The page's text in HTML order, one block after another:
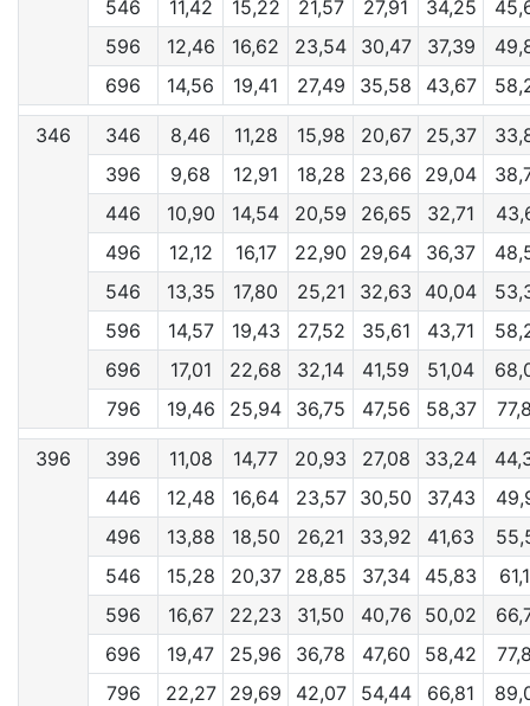
546 11,42 15,22 21,57 27,91 34,25
596
12,46 16,62 23,54 30,47 37,39
696
14,56 19,41 27,49 35,58 43,67
346 346 8,46 11,28 15,98 20,67 25,37
396
9,68 12,91 18,28 23,66 29,04
446
10,90 14,54 20,59 26,65 32,71
496
12,12 16,17 22,90 29,64 36,37
546
13,35 17,80 25,21 32,63 40,04
596
14,57 19,43 27,52 35,61 43,71
696
17,01 22,68 32,14 41,59 51,04
796
19,46 25,94 36,75 47,56 58,37
396 396 11,08 14,77 20,93 27,08 33,24
446
12,48 16,64 23,57 30,50 37,43
496
13,88 18,50 26,21 33,92 41,63
546
15,28 20,37 28,85 37,34 45,83
596
16,67 22,23 31,50 40,76 50,02
696
19,47 25,96 36,78 47,60 58,42
796
22,27 29,69 42,07 54,44 66,81